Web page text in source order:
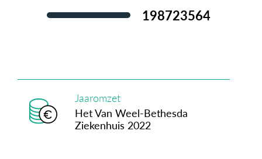
207.273.186
Jaaromzet
Het Van Weel-Bethesda
Ziekenhuis 2022